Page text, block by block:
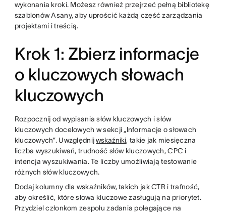
wykonania kroki. Możesz również przejrzeć pełną bibliotekę
szablonów Asany, aby uprościć każdą część zarządzania
projektami i treścią.
Krok 1: Zbierz informacje
o kluczowych słowach
kluczowych
Rozpocznij od wypisania słów kluczowych i słów
kluczowych docelowych w sekcji „Informacje o słowach
kluczowych”. Uwzględnijwskaźniki, takie jak miesięczna
liczba wyszukiwań, trudność słów kluczowych, CPC i
intencja wyszukiwania. Te liczby umożliwiają testowanie
różnych słów kluczowych.
Dodaj kolumny dla wskaźników, takich jak CTR i trafność,
aby określić, które słowa kluczowe zasługują na priorytet.
Przydziel członkom zespołu zadania polegające na